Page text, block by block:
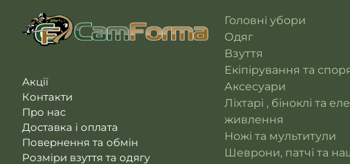
Акції
Контакти
Про нас
Доставка і оплата
Повернення та обмін
Розміри взуття та одягу
Головні убори
Одяг
Взуття
Екіпірування та
Аксесуари
Ліхтарі , біноклі та
живлення
Ножі та мультитули
Шеврони, патчі та